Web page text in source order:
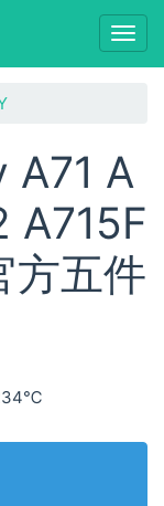
A71 A
A715F
方五件